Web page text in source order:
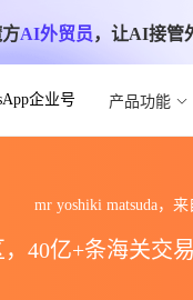
AI外贸员，让AI接管
企业号 产品功能
mr yoshiki matsuda，
40亿+条海关交